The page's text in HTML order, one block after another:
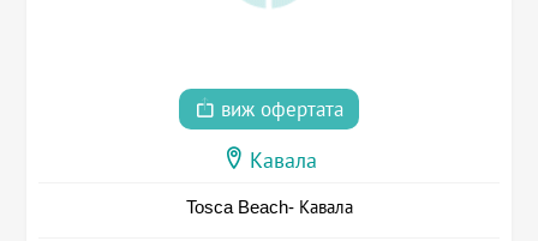
виж офертата
Кавала
Tosca Beach- Кавала